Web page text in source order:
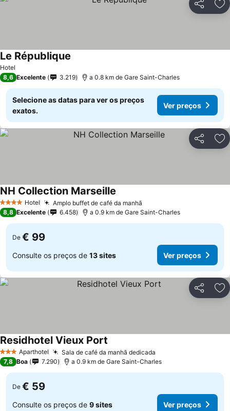
Partilhar
Hotel
Le République
8,6 Excelente 3.219 a 0.8 km de Gare Saint-Charles
Selecione as datas para ver os preços
exatos.
Ver preços
Partilhar
4 EstrelasHotel Amplo buffet de café da manhã
NH Collection Marseille
8,8 Excelente 6.458 a 0.9 km de Gare Saint-Charles
De € 99
Consulte os preços de 13 sites Ver preços
Partilhar
3 EstrelasAparthotel Sala de café da manhã dedicada
Residhotel Vieux Port
7,8 Boa 7.290 a 0.9 km de Gare Saint-Charles
De € 59
Consulte os preços de 9 sites Ver preços